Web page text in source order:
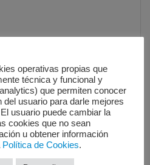
de enfermería
e a distancia
operativas propias que
técnica y funcional y
que permiten conocer
del usuario para darle mejores
usuario puede cambiar la
cookies que no sean
u obtener información
Política de Cookies.